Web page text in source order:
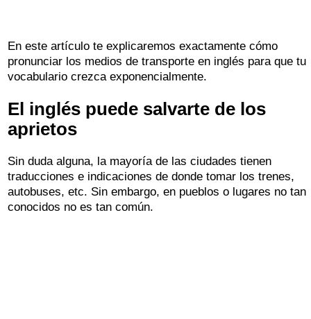
En este artículo te explicaremos exactamente cómo
pronunciar los medios de transporte en inglés para que tu
vocabulario crezca exponencialmente.
El inglés puede salvarte de los
aprietos
Sin duda alguna, la mayoría de las ciudades tienen
traducciones e indicaciones de donde tomar los trenes,
autobuses, etc. Sin embargo, en pueblos o lugares no tan
conocidos no es tan común.